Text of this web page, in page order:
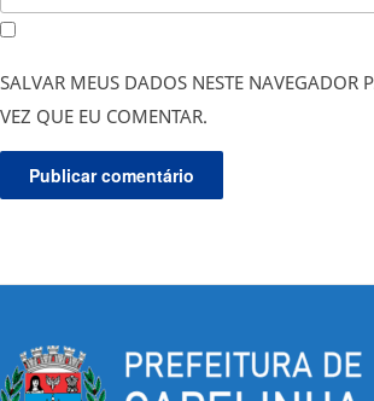
SALVAR MEUS DADOS NESTE NAVEGADOR
VEZ QUE EU COMENTAR.